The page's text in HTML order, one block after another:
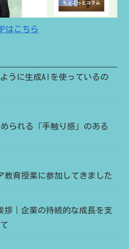
はこちら
うに生成AIを使っているの
られる「手触り感」のある
教育授業に参加してきました
拶｜企業の持続的な成長を支